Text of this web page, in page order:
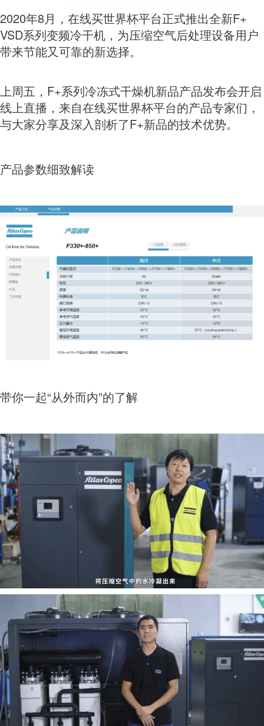
2020年8月，在线买世界杯平台正式推出全新F+
VSD系列变频冷干机，为压缩空气后处理设备用户
带来节能又可靠的新选择。
上周五，F+系列冷冻式干燥机新品产品发布会开启
线上直播，来自在线买世界杯平台的产品专家们，
与大家分享及深入剖析了F+新品的技术优势。
产品参数细致解读
带你一起“从外而内”的了解